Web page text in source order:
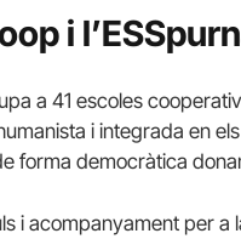
i
a 41 escoles
i integrada en
forma democràtica
i acompanyament per